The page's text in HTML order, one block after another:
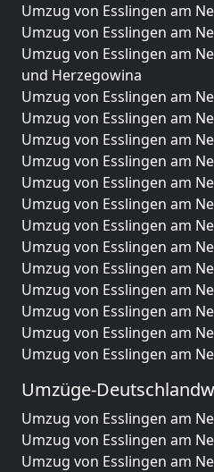
Umzug von Esslingen am
Umzug von Esslingen am
Umzug von Esslingen am
und Herzegowina
Umzug von Esslingen am
Umzug von Esslingen am
Umzug von Esslingen am
Umzug von Esslingen am
Umzug von Esslingen am
Umzug von Esslingen am
Umzug von Esslingen am
Umzug von Esslingen am
Umzug von Esslingen am
Umzug von Esslingen am
Umzug von Esslingen am
Umzug von Esslingen am
Umzug von Esslingen am
Umzüge-
Umzug von Esslingen am
Umzug von Esslingen am
Umzug von Esslingen am